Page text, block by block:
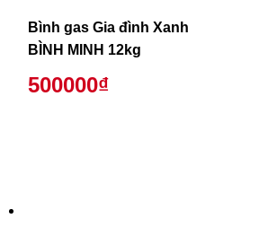
Bình gas Gia đình Xanh
BÌNH MINH 12kg
500000₫